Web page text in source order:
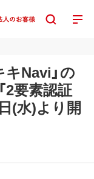
Navi」の
2要素認証
(水)より開